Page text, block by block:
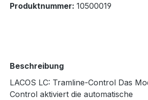
Produktnummer: 10500019
Beschreibung
LACOS LC: Tramline-Control Das
Control aktiviert die automatische